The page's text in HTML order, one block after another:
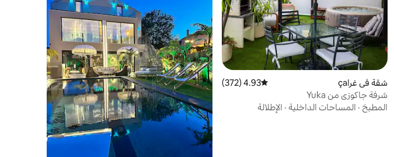
شقة في غراça متوسط التقييم 4.93 من 5، 372 مراجعات
4.93 (372)
شرفة جاكوزي من Yuka
المطبخ · المساحات الداخلية · الإطلالة